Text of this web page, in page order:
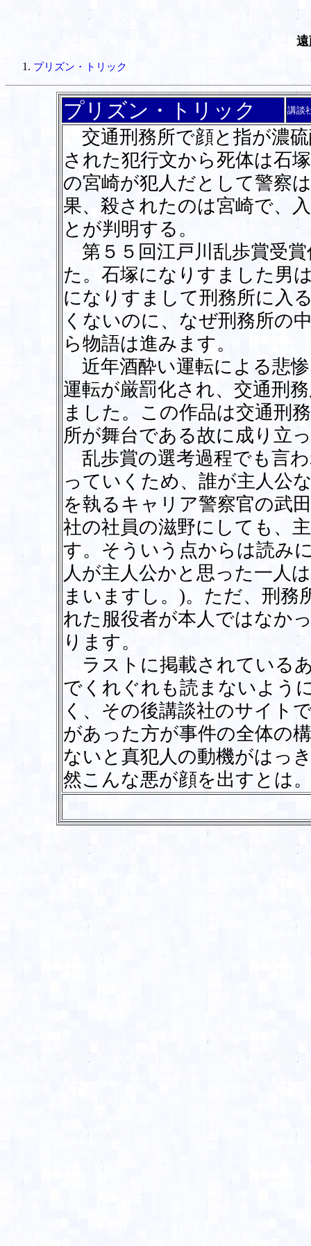
プリズン・トリック
プリズン・トリック 講談
交通刑務所で顔と指が濃
された犯行文から死体は石
の宮崎が犯人だとして警察
果、殺されたのは宮崎で、
とが判明する。
第５５回江戸川乱歩賞受
た。石塚になりすました男
になりすまして刑務所に入
くないのに、なぜ刑務所の
ら物語は進みます。
近年酒酔い運転による悲
運転が厳罰化され、交通刑
ました。この作品は交通刑
所が舞台である故に成り立
乱歩賞の選考過程でも言
っていくため、誰が主人公
を執るキャリア警察官の武
社の社員の滋野にしても、
す。そういう点からは読み
人が主人公かと思った一人
まいますし。)。ただ、刑務
れた服役者が本人ではなか
ります。
ラストに掲載されている
でくれぐれも読まないよう
く、その後講談社のサイト
があった方が事件の全体の
ないと真犯人の動機がはっ
然こんな悪が顔を出すとは